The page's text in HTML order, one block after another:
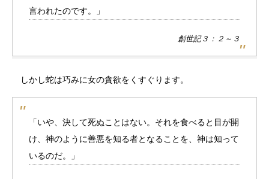
言われたのです。」
創世記３：２～３
しかし蛇は巧みに女の貪欲をくすぐります。
「いや、決して死ぬことはない。それを食べると目が開
け、神のように善悪を知る者となることを、神は知って
いるのだ。」